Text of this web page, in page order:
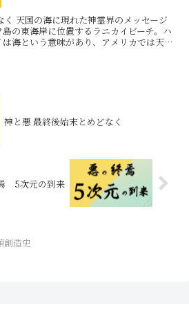
天国の海に現れた神霊界のメッセージ
の東海岸に位置するラニカイビーチ。ハ
海という意味があり、アメリカでは天国
神と悪 最終後始末とめどなく
5次元の到来
創造史